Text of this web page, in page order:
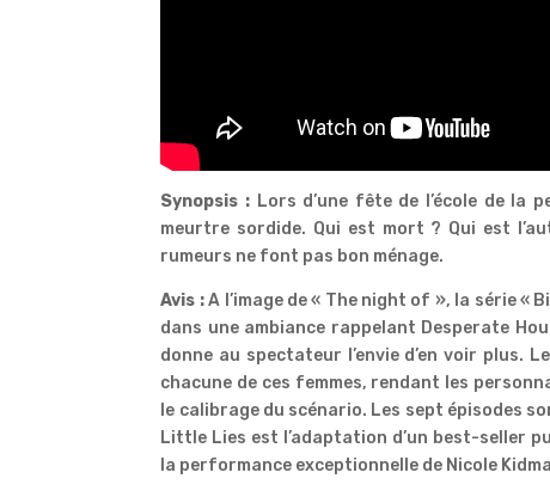
Synopsis : Lors d’une fête de l’école de la
meurtre sordide. Qui est mort ? Qui est
rumeurs ne font pas bon ménage.
Avis :A l’image de « The night of », la série «
dans une ambiance rappelant Desperate
donne au spectateur l’envie d’en voir plus.
chacune de ces femmes, rendant les
le calibrage du scénario. Les sept épisodes
Little Lies est l’adaptation d’un best-seller
la performance exceptionnelle de Nicole